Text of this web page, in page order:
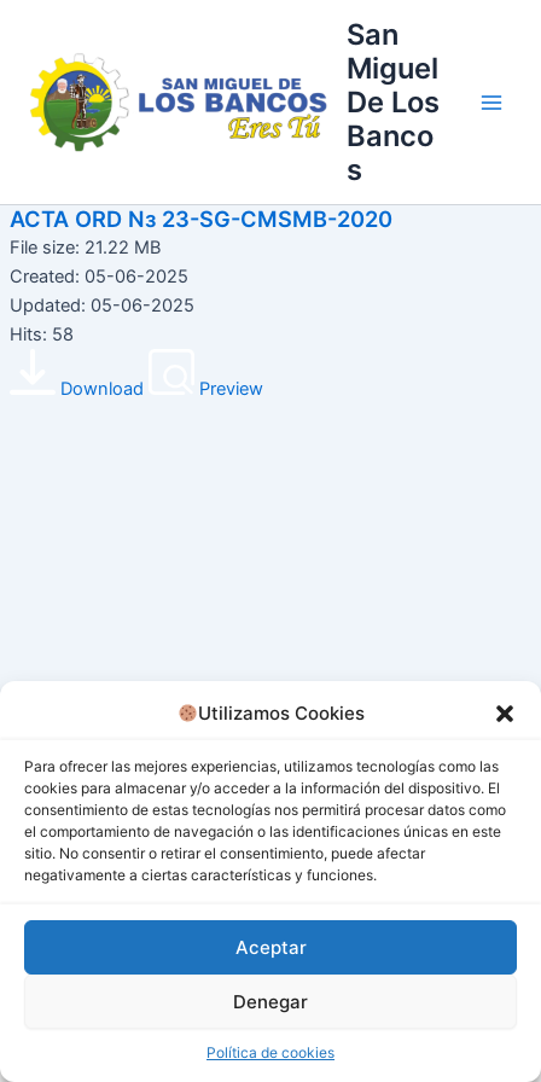
Utilizamos Cookies
Para ofrecer las mejores experiencias, utilizamos tecnologías como las
cookies para almacenar y/o acceder a la información del dispositivo. El
consentimiento de estas tecnologías nos permitirá procesar datos como
el comportamiento de navegación o las identificaciones únicas en este
sitio. No consentir o retirar el consentimiento, puede afectar
negativamente a ciertas características y funciones.
Aceptar
Denegar
Política de cookies
contenido
San
Miguel
De Los
Banco
s
ACTA ORD Nз 23-SG-CMSMB-2020
File size: 21.22 MB
Created: 05-06-2025
Updated: 05-06-2025
Hits: 58
Download Preview
Todos los derechos © 2026 San Miguel De Los Bancos |